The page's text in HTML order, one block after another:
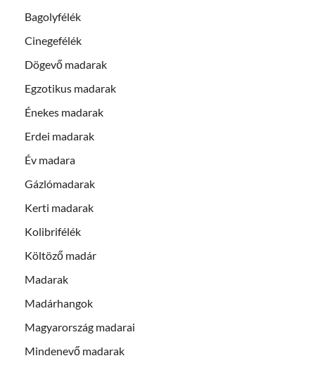
Bagolyfélék
Cinegefélék
Dögevő madarak
Egzotikus madarak
Énekes madarak
Erdei madarak
Év madara
Gázlómadarak
Kerti madarak
Kolibrifélék
Költöző madár
Madarak
Madárhangok
Magyarország madarai
Mindenevő madarak